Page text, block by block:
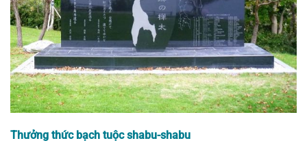
Thưởng thức bạch tuộc shabu-shabu